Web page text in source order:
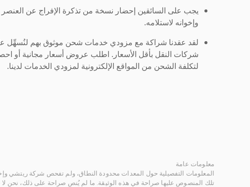
يجب على السائقين إحضار نسخة من تذكرة الإفراج عن
وإخوانه لاستلامه.
لقد عقدنا شراكة مع مزودي خدمات شحن موثوق بهم لنُسهِّل
شركات النقل بأقل الأسعار. اطلب عروض أسعار مجانية أو
لتكلفة الشحن من المواقع الإلكترونية لمزودي الخدمات لدينا.
معلومات عامة
المعلومات التفصيلية حول المعدات محدودة النطاق، ولم تفحص شركة ريتشي
تلك المنصوص عليها صراحة في هذه الوثيقة. ما لم يُنص صراحة على ذلك، نحن